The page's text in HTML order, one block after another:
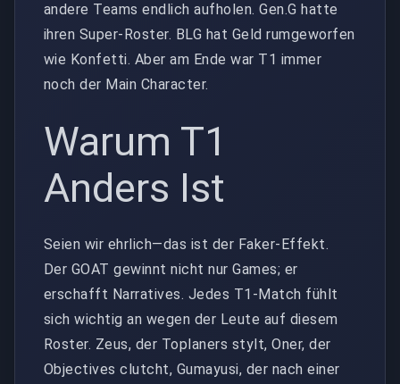
andere Teams endlich aufholen. Gen.G hatte
ihren Super-Roster. BLG hat Geld rumgeworfen
wie Konfetti. Aber am Ende war T1 immer
noch der Main Character.
Warum T1
Anders Ist
Seien wir ehrlich—das ist der Faker-Effekt.
Der GOAT gewinnt nicht nur Games; er
erschafft Narratives. Jedes T1-Match fühlt
sich wichtig an wegen der Leute auf diesem
Roster. Zeus, der Toplaners stylt, Oner, der
Objectives clutcht, Gumayusi, der nach einer